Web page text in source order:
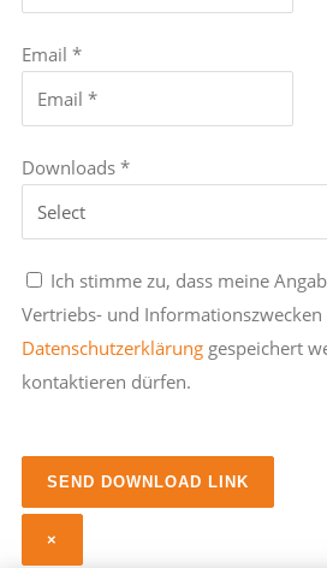
Email *
Downloads *
Ich stimme zu, dass meine
Vertriebs- und
Datenschutzerklärung gespeichert
kontaktieren dürfen.
×